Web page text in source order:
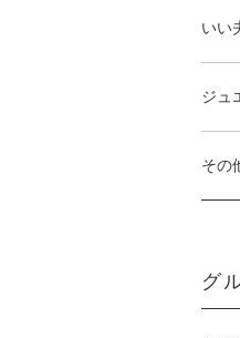
いい
ジュ
その
グ